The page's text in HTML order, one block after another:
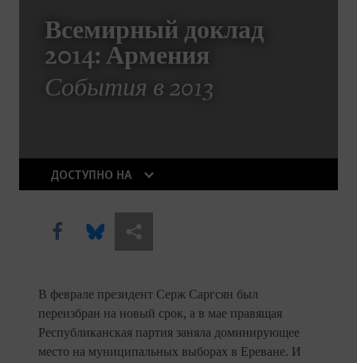
Putting Development to Rights
The Right Whose Time Has Come
(Again)
Reform
DOWNLOAD
Всемирный доклад
2014: Армения
События в 2013
ДОСТУПНО НА
Share this via Facebook
Share this via Bluesky
Share this via Поделиться
В феврале президент Серж Саргсян был
переизбран на новый срок, а в мае правящая
Республиканская партия заняла доминирующее
место на муниципальных выборах в Ереване. И